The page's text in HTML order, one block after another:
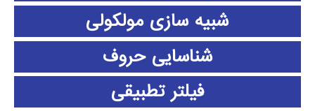
شبیه سازی مولکولی
شناسایی حروف
فیلتر تطبیقی